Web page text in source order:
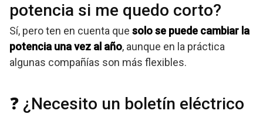
potencia si me quedo corto?
Sí, pero ten en cuenta que solo se puede cambiar la
potencia una vez al año, aunque en la práctica
algunas compañías son más flexibles.
❓ ¿Necesito un boletín eléctrico